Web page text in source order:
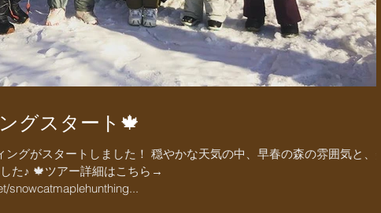
グスタート🍁
グがスタートしました！ 穏やかな天気の中、早春の森の雰囲気と、美
た♪ 🍁ツアー詳細はこちら→
snowcatmaplehunthing...